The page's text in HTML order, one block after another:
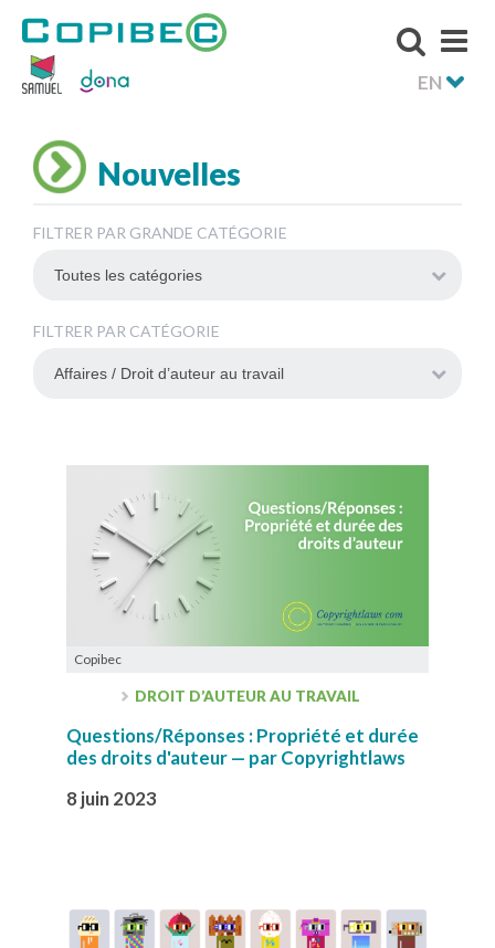
EN
Nouvelles
FILTRER PAR GRANDE CATÉGORIE
FILTRER PAR CATÉGORIE
Copibec
DROIT D’AUTEUR AU TRAVAIL
Questions/Réponses : Propriété et durée
des droits d'auteur — par Copyrightlaws
8 juin 2023